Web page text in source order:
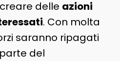
delle azioni
. Con molta
saranno ripagati
del